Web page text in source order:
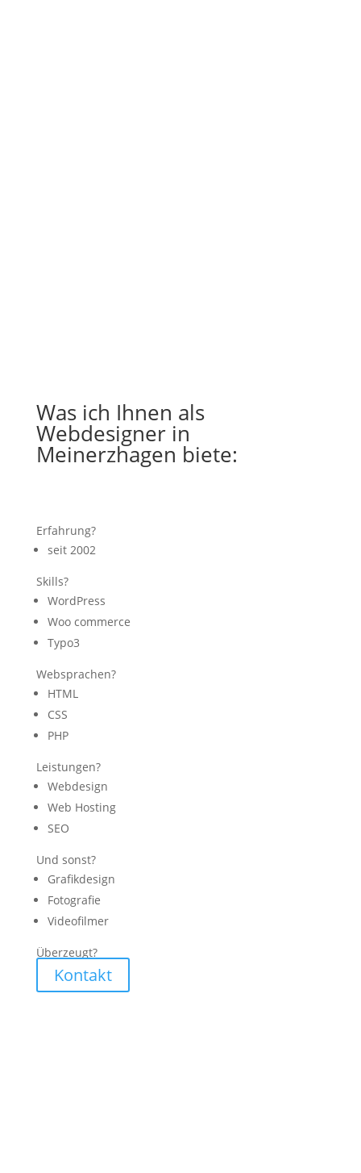
Was ich Ihnen als
Webdesigner in
Meinerzhagen biete:
Erfahrung?
seit 2002
Skills?
WordPress
Woo commerce
Typo3
Websprachen?
HTML
CSS
PHP
Leistungen?
Webdesign
Web Hosting
SEO
Und sonst?
Grafikdesign
Fotografie
Videofilmer
Überzeugt?
Kontakt